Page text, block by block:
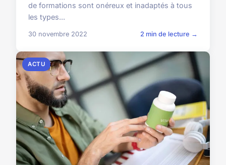
de formations sont onéreux et inadaptés à tous
les types...
30 novembre 2022 2 min de lecture →
ACTU